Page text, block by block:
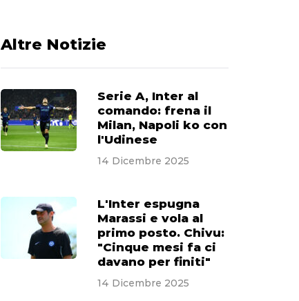
Altre Notizie
Serie A, Inter al
comando: frena il
Milan, Napoli ko con
l'Udinese
14 Dicembre 2025
L'Inter espugna
Marassi e vola al
primo posto. Chivu:
"Cinque mesi fa ci
davano per finiti"
14 Dicembre 2025